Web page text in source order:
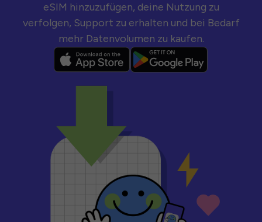
eSIM hinzuzufügen, deine Nutzung zu
verfolgen, Support zu erhalten und bei Bedarf
mehr Datenvolumen zu kaufen.